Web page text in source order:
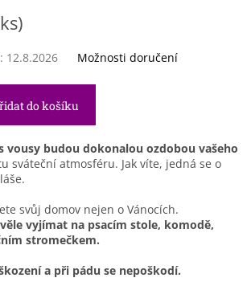
12.8.2026 Možnosti doručení
do košíku
vousy budou dokonalou ozdobou vašeho
sváteční atmosféru. Jak víte, jedná se o
svůj domov nejen o Vánocích.
vyjímat na psacím stole, komodě,
stromečkem.
a při pádu se nepoškodí.